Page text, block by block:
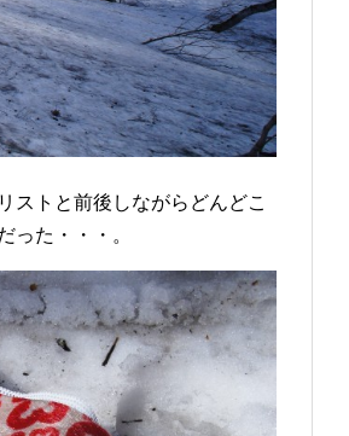
ストと前後しながらどんどこ
った・・・。